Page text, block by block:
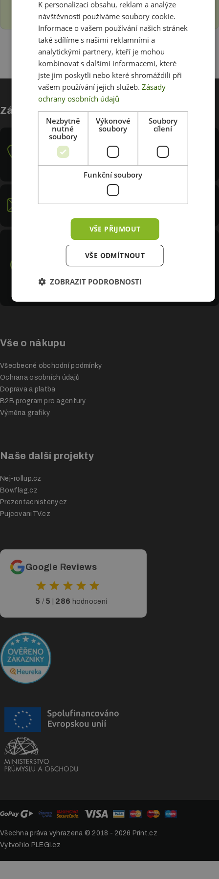
Reklamní polep
Změna barvy
Ochranná fólie
Tónování skel
Potisk textilie
Fotoobrazy
Domluvte si s námi schůzku +420 739 238 234
Zákaznický servis
+420 739 238 234
Máte dotaz? Potřebujete pomoct s výběrem?
Kontaktujte nás.
Dašická 1185, 537 01 Chrudim
Po - Pá 8:00 - 16:00
IČ: 27559572
Vše o nákupu
Všeobecné obchodní podmínky
Ochrana osobních údajů
Doprava a platba
B2B program pro agentury
Výměna grafiky
Naše další projekty
Nej-rollup.cz
Bowflag.cz
Prezentacnisteny.cz
PujcovaniTV.cz
Google Reviews
5 / 5 286 hodnocení
Všechna práva vyhrazena © 2018 - 2026 Print.cz
Vytvořilo PLEGI.cz
K personalizaci obsahu, reklam a analýze
návštěvnosti používáme soubory cookie.
Informace o vašem používání našich stránek
také sdílíme s našimi reklamními a
analytickými partnery, kteří je mohou
kombinovat s dalšími informacemi, které
jste jim poskytli nebo které shromáždili při
vašem používání jejich služeb.Zásady
ochrany osobních údajů
Nezbytně
nutné
soubory
Výkonové
soubory
Soubory
cílení
Funkční soubory
VŠE PŘIJMOUT
VŠE ODMÍTNOUT
ZOBRAZIT PODROBNOSTI